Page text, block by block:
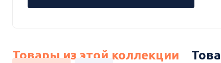
Товары из этой коллекции